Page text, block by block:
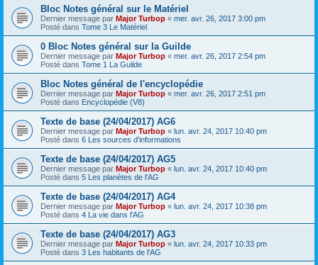
Bloc Notes général sur le Matériel
Dernier message par Major Turbop « mer. avr. 26, 2017 3:00 pm
Posté dans Tome 3 Le Matériel
0 Bloc Notes général sur la Guilde
Dernier message par Major Turbop « mer. avr. 26, 2017 2:54 pm
Posté dans Tome 1 La Guilde
Bloc Notes général de l'encyclopédie
Dernier message par Major Turbop « mer. avr. 26, 2017 2:51 pm
Posté dans Encyclopédie (V8)
Texte de base (24/04/2017) AG6
Dernier message par Major Turbop « lun. avr. 24, 2017 10:40 pm
Posté dans 6 Les sources d'informations
Texte de base (24/04/2017) AG5
Dernier message par Major Turbop « lun. avr. 24, 2017 10:40 pm
Posté dans 5 Les planètes de l'AG
Texte de base (24/04/2017) AG4
Dernier message par Major Turbop « lun. avr. 24, 2017 10:38 pm
Posté dans 4 La vie dans l'AG
Texte de base (24/04/2017) AG3
Dernier message par Major Turbop « lun. avr. 24, 2017 10:33 pm
Posté dans 3 Les habitants de l'AG